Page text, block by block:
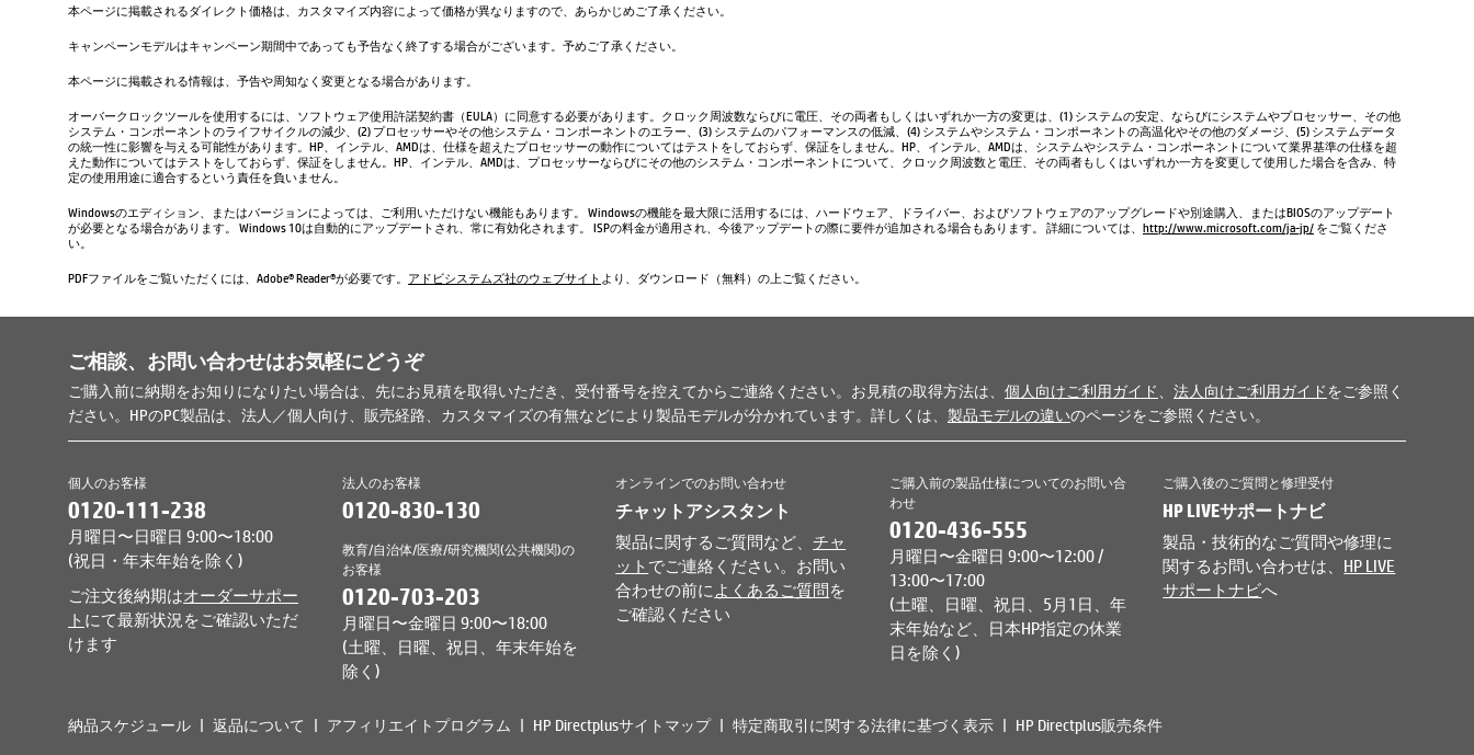
本ページに掲載されるダイレクト価格は、カスタマイズ内容によって価格が異なりますので、あらかじめご了承ください。
キャンペーンモデルはキャンペーン期間中であっても予告なく終了する場合がございます。予めご了承ください。
本ページに掲載される情報は、予告や周知なく変更となる場合があります。
オーバークロックツールを使用するには、ソフトウェア使用許諾契約書（EULA）に同意する必要があります。クロック周波数ならびに電圧、その両者もしくはいずれか一方の変更は、(1) システムの安定、ならびにシステムやプロセッサー、その他
システム・コンポーネントのライフサイクルの減少、(2) プロセッサーやその他システム・コンポーネントのエラー、(3) システムのパフォーマンスの低減、(4) システムやシステム・コンポーネントの高温化やその他のダメージ、(5) システムデータ
の統一性に影響を与える可能性があります。HP、インテル、AMDは、仕様を超えたプロセッサーの動作についてはテストをしておらず、保証をしません。HP、インテル、AMDは、システムやシステム・コンポーネントについて業界基準の仕様を超
えた動作についてはテストをしておらず、保証をしません。HP、インテル、AMDは、プロセッサーならびにその他のシステム・コンポーネントについて、クロック周波数と電圧、その両者もしくはいずれか一方を変更して使用した場合を含み、特
定の使用用途に適合するという責任を負いません。
Windowsのエディション、またはバージョンによっては、ご利用いただけない機能もあります。 Windowsの機能を最大限に活用するには、ハードウェア、ドライバー、およびソフトウェアのアップグレードや別途購入、またはBIOSのアップデート
が必要となる場合があります。 Windows 10は自動的にアップデートされ、常に有効化されます。 ISPの料金が適用され、今後アップデートの際に要件が追加される場合もあります。 詳細については、 http://www.microsoft.com/ja-jp/ をご覧くださ
い。
PDFファイルをご覧いただくには、Adobe® Reader®が必要です。 アドビシステムズ社のウェブサイト より、ダウンロード（無料）の上ご覧ください。
ご相談、お問い合わせはお気軽にどうぞ
ご購入前に納期をお知りになりたい場合は、先にお見積を取得いただき、受付番号を控えてからご連絡ください。お見積の取得方法は、 個人向けご利用ガイド 法人向けご利用ガイドをご参照く
ださい。HPのPC製品は、法人／個人向け、販売経路、カスタマイズの有無などにより製品モデルが分かれています。詳しくは、 製品モデルの違いのページをご参照ください。
個人のお客様
0120-111-238
月曜日〜日曜日 9:00〜18:00
(祝日・年末年始を除く)
ご注文後納期はオーダーサポー
ト にて最新状況をご確認いただ
けます
法人のお客様
0120-830-130
教育/自治体/医療/研究機関(公共機関)の
お客様
0120-703-203
月曜日〜金曜日 9:00〜18:00
(土曜、日曜、祝日、年末年始を
除く)
オンラインでのお問い合わせ
チャットアシスタント
製品に関するご質問など、チャ
ット でご連絡ください。お問い
合わせの前に よくあるご質問を
ご確認ください
ご購入前の製品仕様についてのお問い合
わせ
0120-436-555
月曜日〜金曜日 9:00〜12:00 /
13:00〜17:00
(土曜、日曜、祝日、5月1日、年
末年始など、日本HP指定の休業
日を除く)
ご購入後のご質問と修理受付
HP LIVEサポートナビ
製品・技術的なご質問や修理に
関するお問い合わせは、 HP LIVE
サポートナビへ
納品スケジュール 返品について アフィリエイトプログラム HP Directplusサイトマップ 特定商取引に関する法律に基づく表示 HP Directplus販売条件